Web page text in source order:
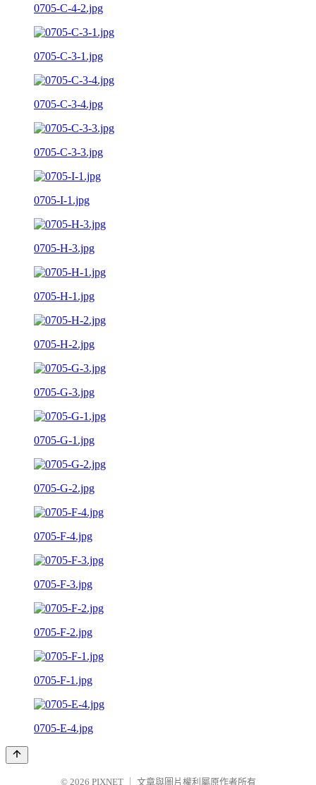
0705-C-4-2.jpg
0705-C-3-1.jpg
0705-C-3-4.jpg
0705-C-3-3.jpg
0705-I-1.jpg
0705-H-3.jpg
0705-H-1.jpg
0705-H-2.jpg
0705-G-3.jpg
0705-G-1.jpg
0705-G-2.jpg
0705-F-4.jpg
0705-F-3.jpg
0705-F-2.jpg
0705-F-1.jpg
0705-E-4.jpg
© 2026 PIXNET 文章與圖片權利屬原作者所有